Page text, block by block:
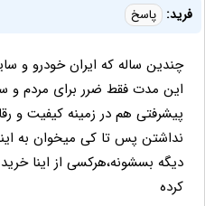
فرید: پاسخ
چندین ساله که ایران خودرو و
این مدت فقط ضرر برای مردم و
پیشرفتی هم در زمینه کیفیت و
دیگه بسشونه،هرکسی از اینا
کرده